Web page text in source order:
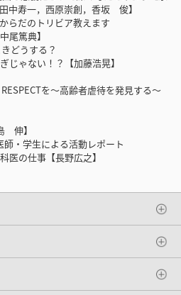
寿一，西原崇創，香坂 俊】
らだのトリビア教えます
篤典】
どうする？
ゃない！？【加藤浩晃】
を〜高齢者虐待を発見する〜
伸】
・学生による活動レポート
の仕事【長野広之】